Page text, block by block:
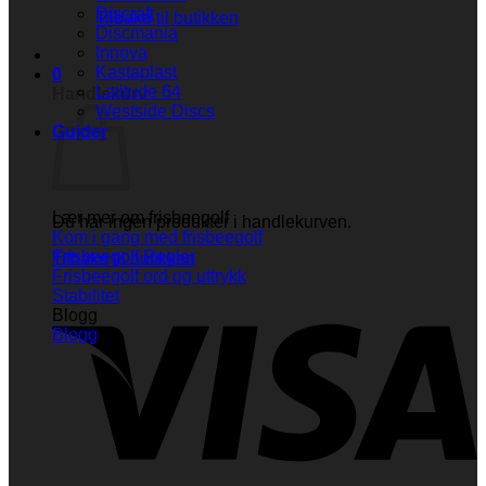
Tilbake til butikken
0
Handlekurv
Du har ingen produkter i handlekurven.
Tilbake til butikken
Discraft
Discmania
Innova
Kastaplast
Latitude 64
Westside Discs
Guider
Lær mer om frisbeegolf
Kom i gang med frisbeegolf
Frisbeegolf Regler
Frisbeegolf ord og uttrykk
Stabilitet
Blogg
Blogg